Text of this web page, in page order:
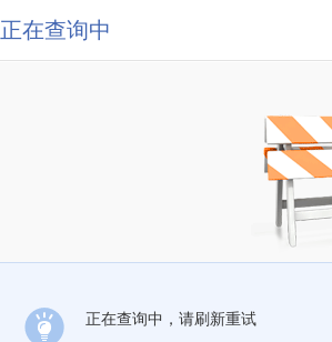
正在查询中
正在查询中，请刷新重试